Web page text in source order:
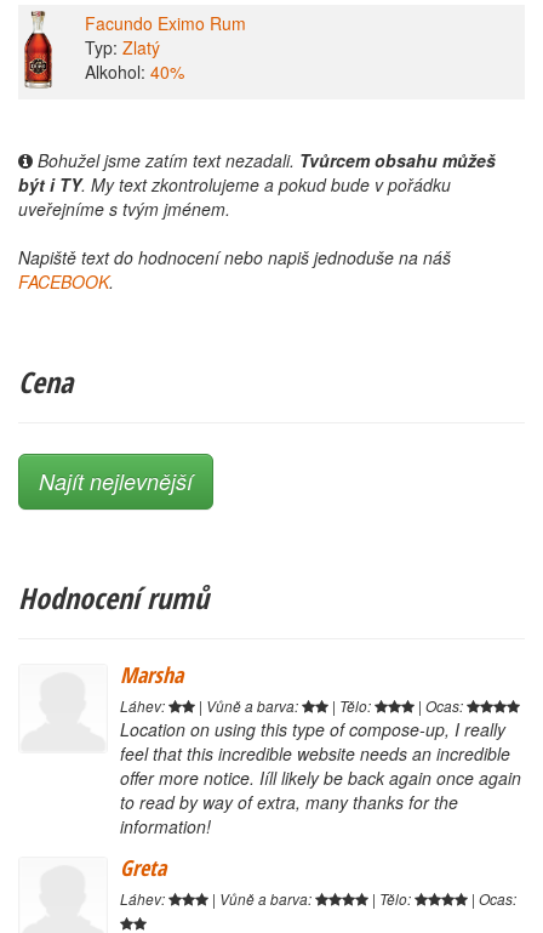
Facundo Eximo Rum
Typ: Zlatý
Alkohol: 40%
Bohužel jsme zatím text nezadali. Tvůrcem obsahu můžeš
být i TY. My text zkontrolujeme a pokud bude v pořádku
uveřejníme s tvým jménem.
Napiště text do hodnocení nebo napiš jednoduše na náš
FACEBOOK.
Cena
Najít nejlevnější
Hodnocení rumů
Marsha
Láhev: | Vůně a barva: | Tělo: | Ocas:
Location on using this type of compose-up, I really
feel that this incredible website needs an incredible
offer more notice. Iíll likely be back again once again
to read by way of extra, many thanks for the
information!
Greta
Láhev: | Vůně a barva: | Tělo: | Ocas: